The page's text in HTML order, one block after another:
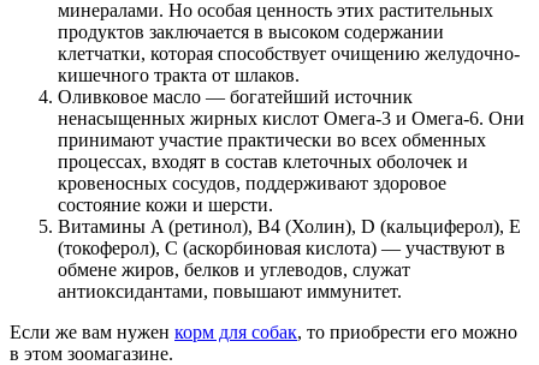
минералами. Но особая ценность этих растительных
продуктов заключается в высоком содержании
клетчатки, которая способствует очищению желудочно-
кишечного тракта от шлаков.
Оливковое масло ― богатейший источник
ненасыщенных жирных кислот Омега-3 и Омега-6. Они
принимают участие практически во всех обменных
процессах, входят в состав клеточных оболочек и
кровеносных сосудов, поддерживают здоровое
состояние кожи и шерсти.
Витамины A (ретинол), В4 (Холин), D (кальциферол), Е
(токоферол), С (аскорбиновая кислота) ― участвуют в
обмене жиров, белков и углеводов, служат
антиоксидантами, повышают иммунитет.
Если же вам нужен корм для собак, то приобрести его можно
в этом зоомагазине.